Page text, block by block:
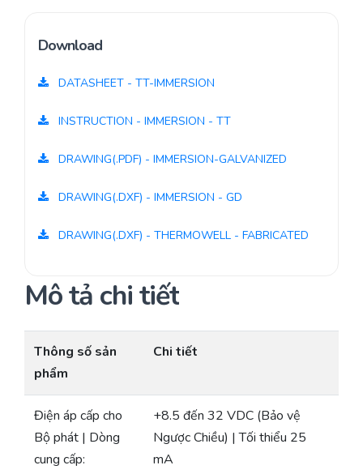
Download
DATASHEET - TT-IMMERSION
INSTRUCTION - IMMERSION - TT
DRAWING(.PDF) - IMMERSION-GALVANIZED
DRAWING(.DXF) - IMMERSION - GD
DRAWING(.DXF) - THERMOWELL - FABRICATED
Mô tả chi tiết
Thông số sản
phẩm
Chi tiết
Điện áp cấp cho
Bộ phát | Dòng
cung cấp:
+8.5 đến 32 VDC (Bảo vệ
Ngược Chiều) | Tối thiểu 25
mA